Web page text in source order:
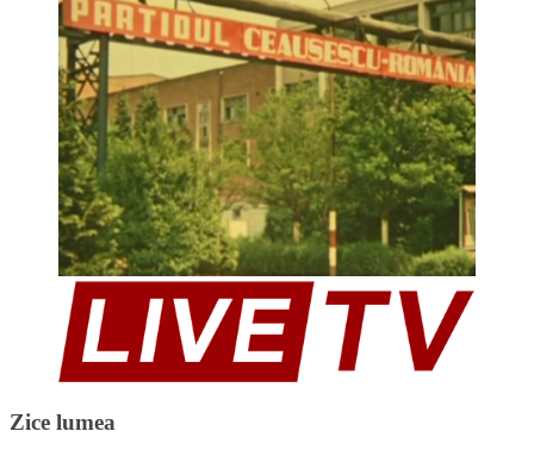
Zice lumea